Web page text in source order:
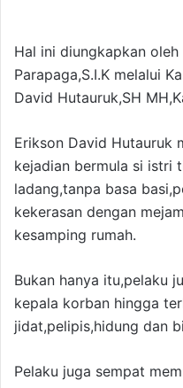
Hal ini diungkapkan oleh
Parapaga,S.I.K melalui
David Hutauruk,SH
Erikson David Hutauruk
kejadian bermula si istri
ladang,tanpa basa
kekerasan dengan
kesamping rumah.
Bukan hanya itu,pelaku
kepala korban hingga
jidat,pelipis,hidung dan
Pelaku juga sempat